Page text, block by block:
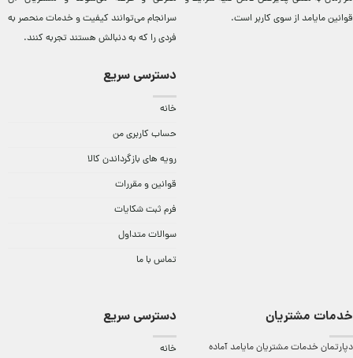
قوانین مایامداز سوی کاربر است.
سرانجام می‌توانند کيفيت و خدمات منحصر به
فردی را که به دنبالش هستند تجربه کنند.
دسترسی سریع
خانه
حساب کاربری من
رویه های بازگرداندن کالا
قوانین و مقررات
فرم ثبت شکایات
سوالات متداول
تماس با ما
خدمات مشتریان
دپارتمان خدمات مشتریان مایامد آماده
دسترسی سریع
خانه